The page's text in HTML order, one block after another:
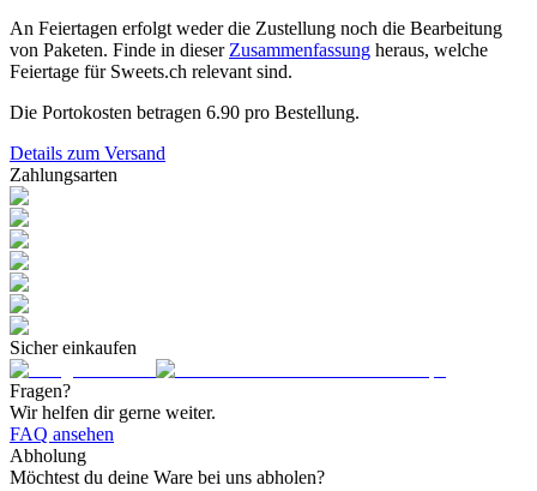
An Feiertagen erfolgt weder die Zustellung noch die Bearbeitung
von Paketen. Finde in dieser Zusammenfassung heraus, welche
Feiertage für Sweets.ch relevant sind.
Die Portokosten betragen 6.90 pro Bestellung.
Details zum Versand
Zahlungsarten
Sicher einkaufen
Fragen?
Wir helfen dir gerne weiter.
FAQ ansehen
Abholung
Möchtest du deine Ware bei uns abholen?